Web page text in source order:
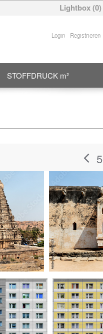
Lightbox (0)
Login Registrieren
STOFFDRUCK m²
5